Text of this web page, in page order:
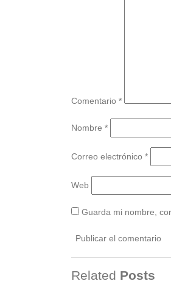
Comentario *
Nombre *
Correo electrónico *
Web
Guarda mi nombre,
Related Posts